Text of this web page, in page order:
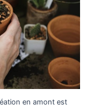
en amont est